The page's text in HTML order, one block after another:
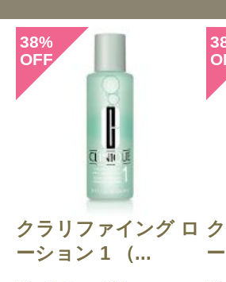
このコスメのレ
クチ
CT 会員様は、マ
らクチコミ投稿
38%
OFF
クラリファイング ロ
ーション 1 （...